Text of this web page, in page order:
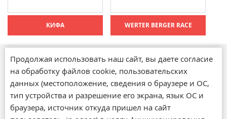
КИФА WERTER BERGER RACE
Магазины
О компании
Обратная связь
Новости
Продолжая использовать наш сайт, вы даете согласие
на обработку файлов cookie, пользовательских
данных (местоположение, сведения о браузере и ОС,
тип устройства и разрешение его экрана, язык ОС и
браузера, источник откуда пришел на сайт